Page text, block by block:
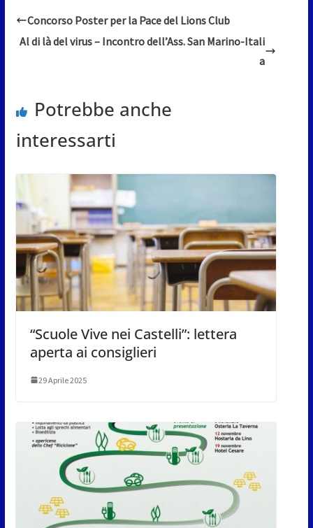
Concorso Poster per la Pace del Lions Club
Al di là del virus – Incontro dell’Ass. San Marino-Itali
a
Potrebbe anche
interessarti
“Scuole Vive nei Castelli”: lettera
aperta ai consiglieri
29 Aprile 2025